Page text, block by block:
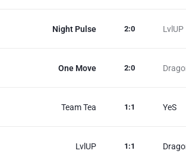
Night Pulse LvlUP
2:0
One Move 2:0
Team Tea YeS
1 :1
LvlUP 1 :1